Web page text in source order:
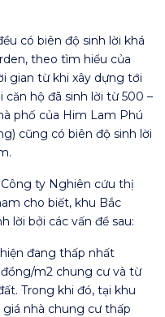
có biên độ sinh lời khá
theo tìm hiểu của
gian từ khi xây dựng tới
hộ đã sinh lời từ 500 –
phố của Him Lam Phú
cũng có biên độ sinh lời
ty Nghiên cứu thị
cho biết, khu Bắc
lời bởi các vấn đề sau:
đang thấp nhất
m2 chung cư và từ
Trong khi đó, tại khu
nhà chung cư thấp